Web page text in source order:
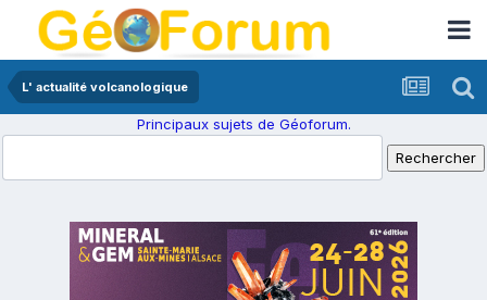
L' actualité volcanologique
Principaux sujets de Géoforum.